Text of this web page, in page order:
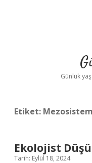
Günlük
Etiket:
Ekolojist
Tarih: Eylül 18, 2024